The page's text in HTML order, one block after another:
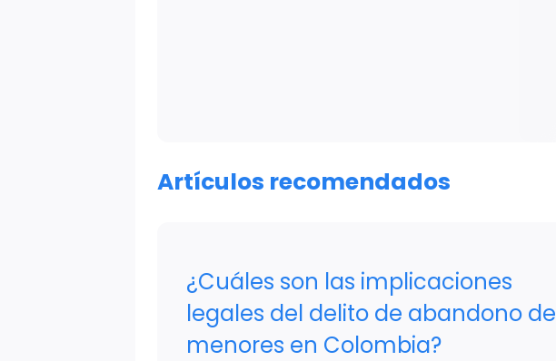
Artículos recomendados
¿Cuáles son las implicaciones
legales del delito de abandono de
menores en Colombia?